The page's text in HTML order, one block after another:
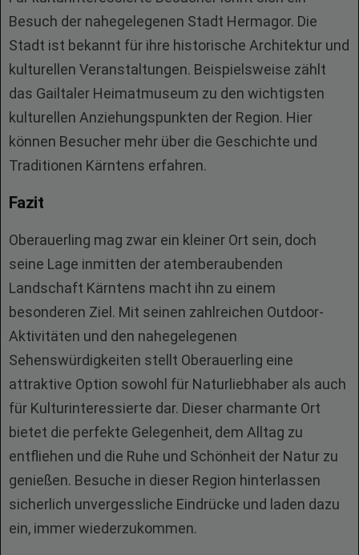
Besuch der nahegelegenen Stadt Hermagor. Die
Stadt ist bekannt für ihre historische Architektur und
kulturellen Veranstaltungen. Beispielsweise zählt
das Gailtaler Heimatmuseum zu den wichtigsten
kulturellen Anziehungspunkten der Region. Hier
können Besucher mehr über die Geschichte und
Traditionen Kärntens erfahren.
Fazit
Oberauerling mag zwar ein kleiner Ort sein, doch
seine Lage inmitten der atemberaubenden
Landschaft Kärntens macht ihn zu einem
besonderen Ziel. Mit seinen zahlreichen Outdoor-
Aktivitäten und den nahegelegenen
Sehenswürdigkeiten stellt Oberauerling eine
attraktive Option sowohl für Naturliebhaber als auch
für Kulturinteressierte dar. Dieser charmante Ort
bietet die perfekte Gelegenheit, dem Alltag zu
entfliehen und die Ruhe und Schönheit der Natur zu
genießen. Besuche in dieser Region hinterlassen
sicherlich unvergessliche Eindrücke und laden dazu
ein, immer wiederzukommen.